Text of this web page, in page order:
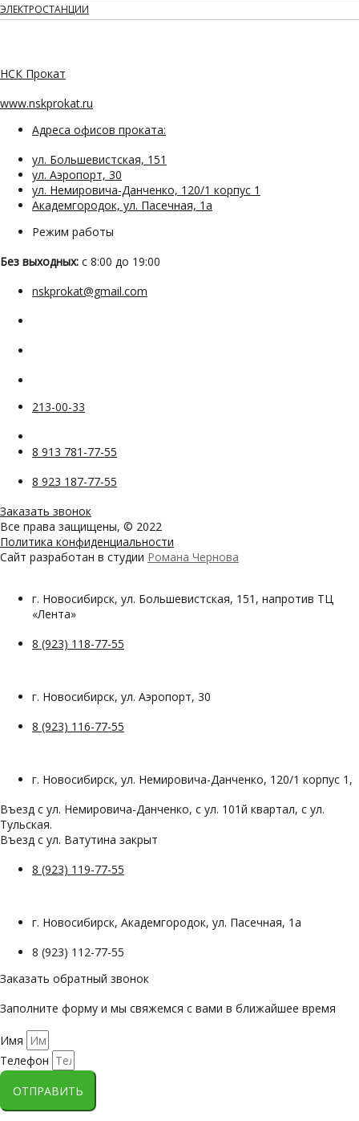
ЭЛЕКТРОСТАНЦИИ
НСК Прокат
www.nskprokat.ru
Адреса офисов проката:
ул. Большевистская, 151
ул. Аэропорт, 30
ул. Немировича-Данченко, 120/1 корпус 1
Академгородок, ул. Пасечная, 1а
Режим работы
Без выходных: с 8:00 до 19:00
nskprokat@gmail.com
213-00-33
8 913 781-77-55
8 923 187-77-55
Заказать звонок
Все права защищены, © 2022
Политика конфиденциальности
Сайт разработан в студии Романа Чернова
г. Новосибирск, ул. Большевистская, 151, напротив ТЦ
«Лента»
8 (923) 118-77-55
г. Новосибирск, ул. Аэропорт, 30
8 (923) 116-77-55
г. Новосибирск, ул. Немировича-Данченко, 120/1 корпус 1,
Въезд с ул. Немировича-Данченко, с ул. 101й квартал, с ул.
Тульская.
Въезд с ул. Ватутина закрыт
8 (923) 119-77-55
г. Новосибирск, Академгородок, ул. Пасечная, 1а
8 (923) 112-77-55
Заказать обратный звонок
Заполните форму и мы свяжемся с вами в ближайшее время
Имя
Телефон
ОТПРАВИТЬ